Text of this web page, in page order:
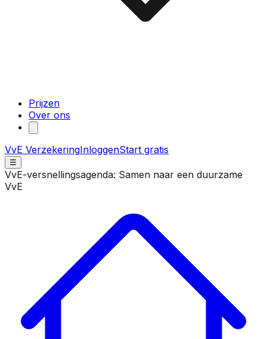
Prijzen
Over ons
VvE VerzekeringInloggenStart gratis
☰
VvE-versnellingsagenda: Samen naar een duurzame
VvE